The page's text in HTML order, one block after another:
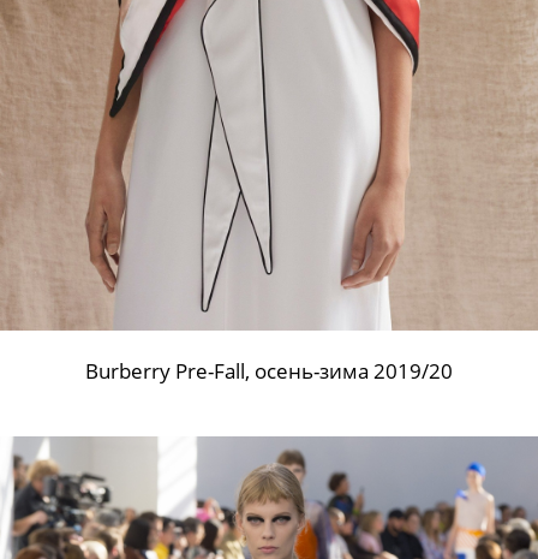
Burberry Pre-Fall, осень-зима 2019/20